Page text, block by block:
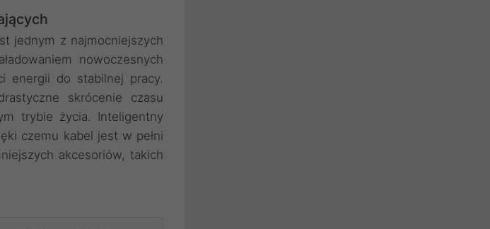
jednym z najmocniejszych
nowoczesnych
energii do stabilnej pracy.
skrócenie czasu
trybie życia. Inteligentny
czemu kabel jest w pełni
akcesoriów, takich